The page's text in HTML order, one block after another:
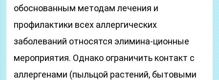
обоснованным методам лечения и
профилактики всех аллергических
заболеваний относятся элимина-ционные
мероприятия. Однако ограничить контакт с
аллергенами (пыльцой растений, бытовыми